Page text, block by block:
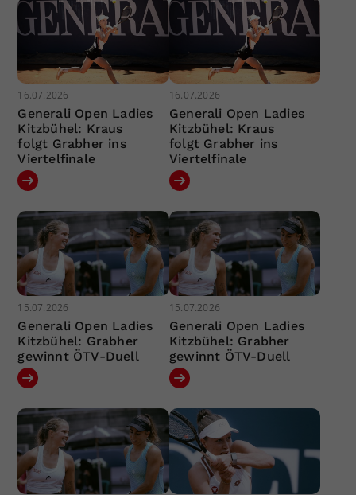
16.07.2026
Generali Open Ladies
Kitzbühel: Kraus
folgt Grabher ins
Viertelfinale
16.07.2026
Generali Open Ladies
Kitzbühel: Kraus
folgt Grabher ins
Viertelfinale
15.07.2026
Generali Open Ladies
Kitzbühel: Grabher
gewinnt ÖTV-Duell
15.07.2026
Generali Open Ladies
Kitzbühel: Grabher
gewinnt ÖTV-Duell